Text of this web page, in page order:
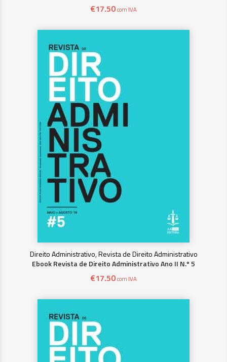
€17.50com IVA
Direito Administrativo, Revista de Direito Administrativo
Ebook Revista de Direito Administrativo Ano II N.º 5
€17.50com IVA